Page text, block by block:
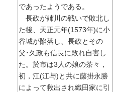
であったようである。
長政が姉川の戦いで敗北し
た後、天正元年(1573年)に小
谷城が陥落し、長政とその
父･久政も信長に敗れ自害し
た。於市は3人の娘の茶々，
初，江(江与)と共に藤掛永勝
によって救出され織田家に引